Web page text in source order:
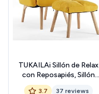
TUKAILAi Sillón de Relax
con Reposapiés, Sillón
Reclinable con Respaldo
3.7 37 reviews